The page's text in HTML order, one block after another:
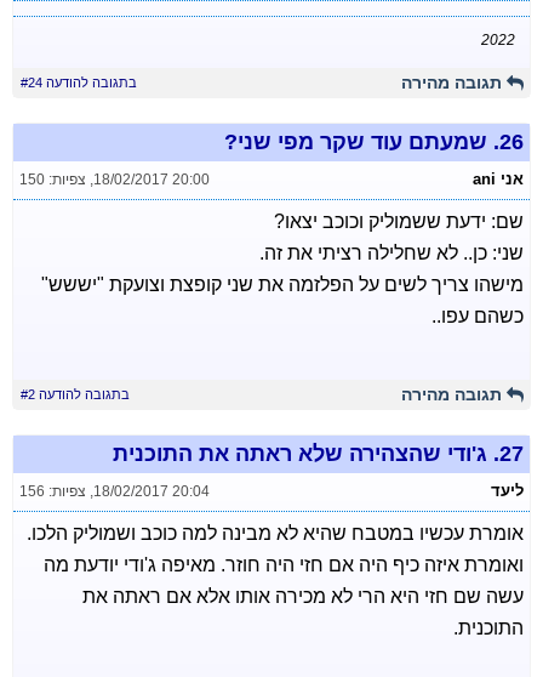
2022
תגובה מהירה בתגובה להודעה #24
26. שמעתם עוד שקר מפי שני?
אני ani 18/02/2017 20:00
, צפיות: 150
שם: ידעת ששמוליק וכוכב יצאו?
שני: כן.. לא שחלילה רציתי את זה.
מישהו צריך לשים על הפלזמה את שני קופצת וצועקת "יששש"
כשהם עפו..
תגובה מהירה בתגובה להודעה #2
27. ג'ודי שהצהירה שלא ראתה את התוכנית
ליעד 18/02/2017 20:04
, צפיות: 156
אומרת עכשיו במטבח שהיא לא מבינה למה כוכב ושמוליק הלכו.
ואומרת איזה כיף היה אם חזי היה חוזר. מאיפה ג'ודי יודעת מה
עשה שם חזי היא הרי לא מכירה אותו אלא אם ראתה את
התוכנית.